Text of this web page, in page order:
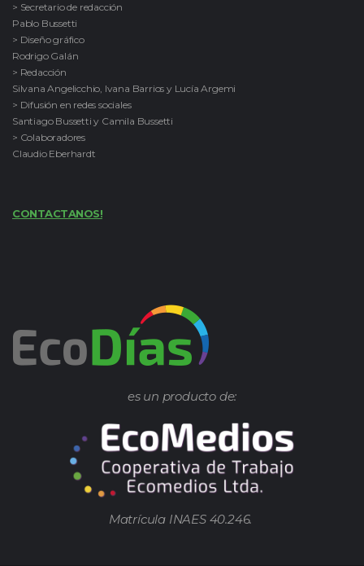
> Secretario de redacción
Pablo Bussetti
> Diseño gráfico
Rodrigo Galán
> Redacción
Silvana Angelicchio, Ivana Barrios y Lucía Argemi
> Difusión en redes sociales
Santiago Bussetti y Camila Bussetti
> Colaboradores
Claudio Eberhardt
CONTACTANOS!
es un producto de:
Matrícula INAES 40.246.